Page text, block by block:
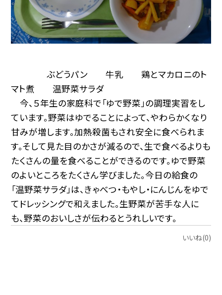
ぶどうパン 牛乳 鶏とマカロニのト
マト煮 温野菜サラダ
今、５年生の家庭科で「ゆで野菜」の調理実習をし
ています。野菜はゆでることによって、やわらかくなり
甘みが増します。加熱殺菌もされ安全に食べられま
す。そして見た目のかさが減るので、生で食べるよりも
たくさんの量を食べることができるのです。ゆで野菜
のよいところをたくさん学びました。今日の給食の
「温野菜サラダ」は、きゃべつ・もやし・にんじんをゆで
てドレッシングで和えました。生野菜が苦手な人に
も、野菜のおいしさが伝わるとうれしいです。
いいね(0)